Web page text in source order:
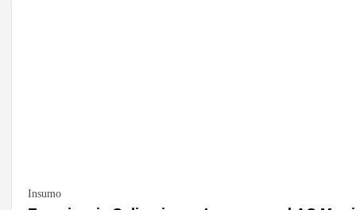
Insumo